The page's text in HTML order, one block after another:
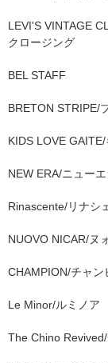
LEVI'S VINTAGE
クロージング
BEL STAFF
BRETON STRIPE/
KIDS LOVE
NEW ERA/ニューエ
Rinascente/リナシ
NUOVO NICAR/ヌ
CHAMPION/チャン
Le Minor/ルミノア
The Chino